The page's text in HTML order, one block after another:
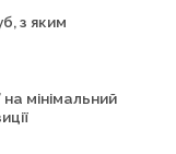
з яким
мінімальний